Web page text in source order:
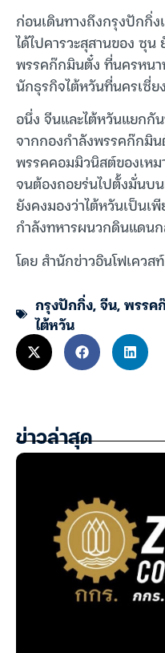
ก่อนเดินทางถึงกรุงปักกิ่
ได้ไปคารวะสุสานของ ซุ
พรรคก๊กมินตั๋ง ที่นครหน
นักธุรกิจไต้หวันที่นครเซี่ย
อนึ่ง จีนและไต้หวันแยก
จากกองกำลังพรรคก๊กมิ
พรรคคอมมิวนิสต์ของเหม
จนต้องถอยร่นไปตั้งมั่นบ
ยังคงมองว่าไต้หวันเป็น
กำลังทหารผนวกดินแดน
โดย สำนักข่าวอินโฟเควส
กรุงปักกิ่ง,จีน,พรรค
ไต้หวัน
ข่าวล่าสุด